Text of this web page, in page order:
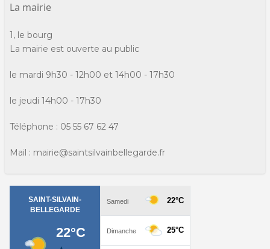
La mairie
1, le bourg
La mairie est ouverte au public
le mardi 9h30 - 12h00 et 14h00 - 17h30
le jeudi 14h00 - 17h30
Téléphone : 05 55 67 62 47
Mail : mairie@saintsilvainbellegarde.fr